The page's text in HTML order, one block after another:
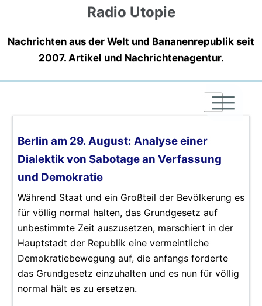
Radio Utopie
Nachrichten aus der Welt und Bananenrepublik seit
2007. Artikel und Nachrichtenagentur.
|
|
|
Berlin am 29. August: Analyse einer
Dialektik von Sabotage an Verfassung
und Demokratie
Während Staat und ein Großteil der Bevölkerung es
für völlig normal halten, das Grundgesetz auf
unbestimmte Zeit auszusetzen, marschiert in der
Hauptstadt der Republik eine vermeintliche
Demokratiebewegung auf, die anfangs forderte
das Grundgesetz einzuhalten und es nun für völlig
normal hält es zu ersetzen.